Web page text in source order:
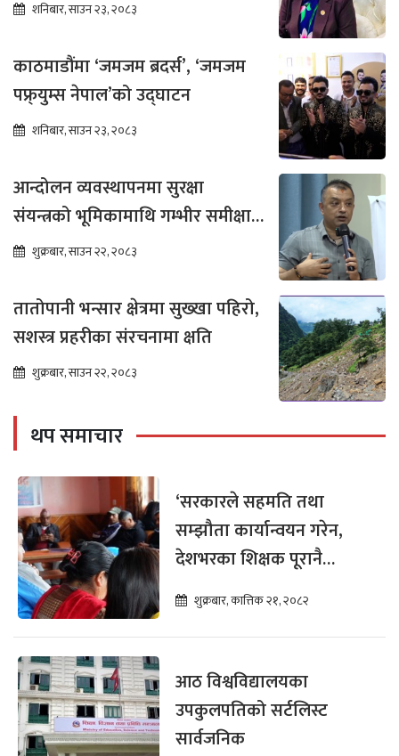
शनिबार, साउन २३, २०८३
काठमाडौंमा ‘जमजम ब्रदर्स’, ‘जमजम
पफ्र्युम्स नेपाल’को उद्घाटन
शनिबार, साउन २३, २०८३
आन्दोलन व्यवस्थापनमा सुरक्षा
संयन्त्रको भूमिकामाथि गम्भीर समीक्षा
आवश्यक : गगन थापा
शुक्रबार, साउन २२, २०८३
तातोपानी भन्सार क्षेत्रमा सुख्खा पहिरो,
सशस्त्र प्रहरीका संरचनामा क्षति
शुक्रबार, साउन २२, २०८३
थप समाचार
‘सरकारले सहमति तथा
सम्झौता कार्यान्वयन गरेन,
देशभरका शिक्षक पूरानै
समस्यामा छन्’
शुक्रबार, कात्तिक २१, २०८२
आठ विश्वविद्यालयका
उपकुलपतिको सर्टलिस्ट
सार्वजनिक